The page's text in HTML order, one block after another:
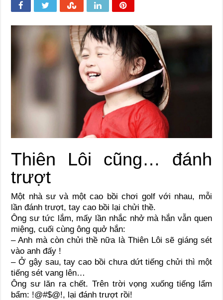
Thiên Lôi cũng… đánh
trượt
Một nhà sư và một cao bồi chơi golf với nhau, mỗi
lần đánh trượt, tay cao bồi lại chửi thề.
Ông sư tức lắm, mấy lần nhắc nhở mà hắn vẫn quen
miệng, cuối cùng ông quở hắn:
– Anh mà còn chửi thề nữa là Thiên Lôi sẽ giáng sét
vào anh đấy !
– Ở gậy sau, tay cao bồi chưa dứt tiếng chửi thì một
tiếng sét vang lên…
Ông sư lăn ra chết. Trên trời vọng xuống tiếng lẩm
bẩm: !@#$@!, lại đánh trượt rồi!